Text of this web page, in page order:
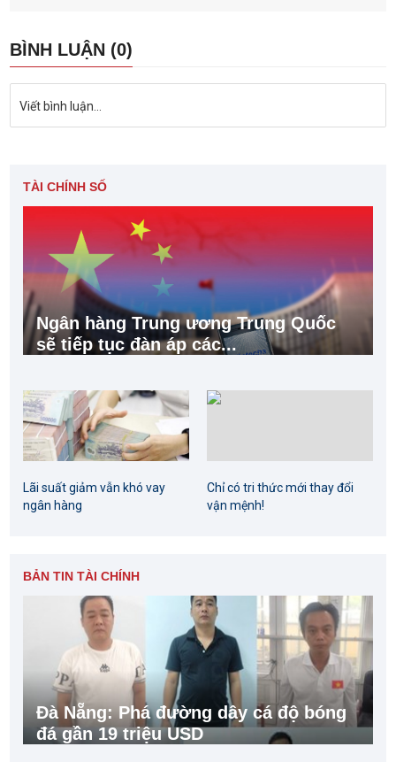
BÌNH LUẬN (0)
Viết bình luận...
TÀI CHÍNH SỐ
Ngân hàng Trung ương Trung Quốc
sẽ tiếp tục đàn áp các...
Lãi suất giảm vẫn khó vay
ngân hàng
Chỉ có tri thức mới thay đổi
vận mệnh!
BẢN TIN TÀI CHÍNH
Đà Nẵng: Phá đường dây cá độ bóng
đá gần 19 triệu USD